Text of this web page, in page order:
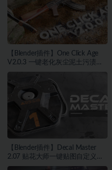
【Blender插件】One Click Age
V2.0.3 一键老化灰尘泥土污渍污
迹划痕锈迹磨损
【Blender插件】Decal Master
2.07 贴花大师一键贴图自定义贴
画